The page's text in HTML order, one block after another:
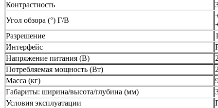
Контрастность
Угол обзора (°) Г/В
Разрешение
Интерфейс
Напряжение питания (В)
Потребляемая мощность (Вт)
Масса (кг)
Габариты: ширина/высота/глубина (мм)
Условия эксплуатации